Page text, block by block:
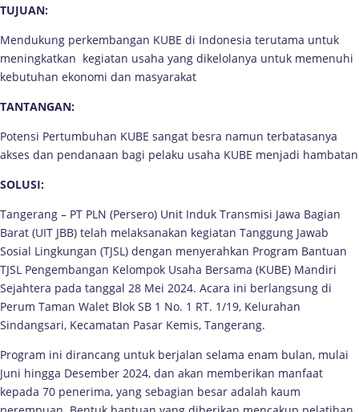
TUJUAN:
Mendukung perkembangan KUBE di Indonesia terutama untuk
meningkatkan kegiatan usaha yang dikelolanya untuk memenuhi
kebutuhan ekonomi dan masyarakat
TANTANGAN:
Potensi Pertumbuhan KUBE sangat besra namun terbatasanya
akses dan pendanaan bagi pelaku usaha KUBE menjadi hambatan
SOLUSI:
Tangerang – PT PLN (Persero) Unit Induk Transmisi Jawa Bagian
Barat (UIT JBB) telah melaksanakan kegiatan Tanggung Jawab
Sosial Lingkungan (TJSL) dengan menyerahkan Program Bantuan
TJSL Pengembangan Kelompok Usaha Bersama (KUBE) Mandiri
Sejahtera pada tanggal 28 Mei 2024. Acara ini berlangsung di
Perum Taman Walet Blok SB 1 No. 1 RT. 1/19, Kelurahan
Sindangsari, Kecamatan Pasar Kemis, Tangerang.
Program ini dirancang untuk berjalan selama enam bulan, mulai
Juni hingga Desember 2024, dan akan memberikan manfaat
kepada 70 penerima, yang sebagian besar adalah kaum